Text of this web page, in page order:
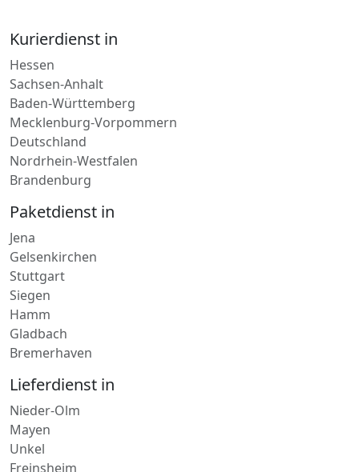
Sachsen-Anhalt
Baden-Württemberg
Mecklenburg-Vorpommern
Deutschland
Nordrhein-Westfalen
Brandenburg
Paketdienst in
Gelsenkirchen
Stuttgart
Siegen
Hamm
Gladbach
Bremerhaven
Lieferdienst in
Mayen
Unkel
Freinsheim
Wittlich
Hachenburg